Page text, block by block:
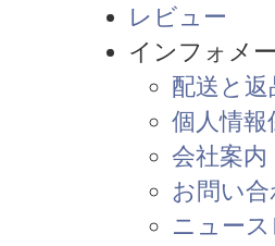
レビュー
インフォメ
配送と
個人情報
会社案内
お問い
ニュー